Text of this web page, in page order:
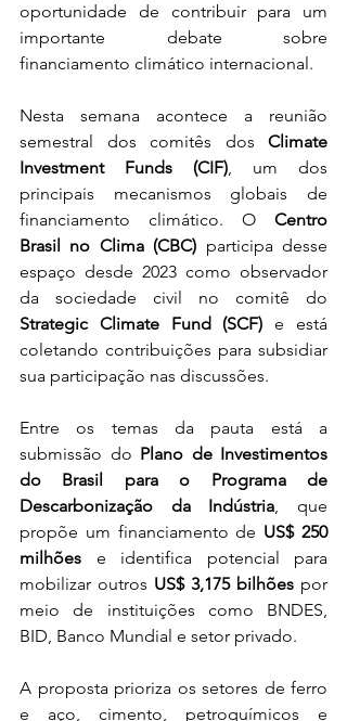
oportunidade de contribuir para um
importante debate sobre
financiamento climático internacional.
Nesta semana acontece a reunião
semestral dos comitês dos Climate
Investment Funds (CIF), um dos
principais mecanismos globais de
financiamento climático. O Centro
Brasil no Clima (CBC) participa desse
espaço desde 2023 como observador
Strategic Climate Fund (SCF) e está
coletando contribuições para subsidiar
sua participação nas discussões.
Entre os temas da pauta está a
submissão do Plano de Investimentos
do Brasil para o Programa de
Descarbonização da Indústria, que
propõe um financiamento de US$ 250
milhões e identifica potencial para
mobilizar outros US$ 3,175 bilhões por
meio de instituições como BNDES,
BID, Banco Mundial e setor privado.
A proposta prioriza os setores de ferro
e aço, cimento, petroquímicos e